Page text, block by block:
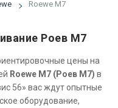
Roewe M7
Роев М7
цены на
Roewe M7 (Роев М7) в
56» вас ждут опытные
оборудование,